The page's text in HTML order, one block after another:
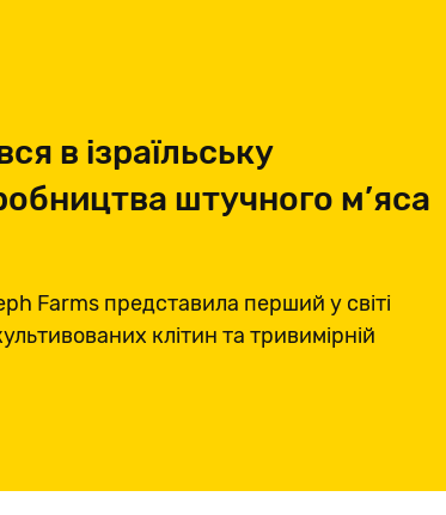
в ізраїльську
штучного м’яса
Farms представила перший у світі
клітин та тривимірній